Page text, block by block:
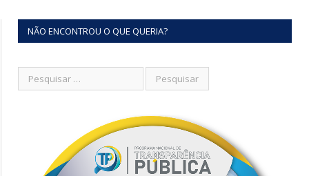
NÃO ENCONTROU O QUE QUERIA?